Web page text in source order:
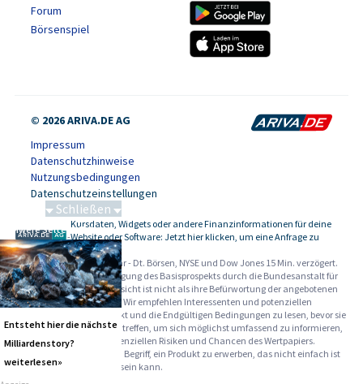
Forum
Börsenspiel
© 2026 ARIVA.DE AG
Impressum
Datenschutzhinweise
Nutzungsbedingungen
Datenschutzeinstellungen
-
Kursdaten, Widgets oder andere Finanzinformationen für deine
Website oder Software: Jetzt hier klicken, um eine Anfrage zu
stellen.
Alle Angaben ohne Gewähr - Dt. Börsen, NYSE und Dow Jones 15 Min. verzögert.
Werbehinweise:Die Billigung des Basisprospekts durch die Bundesanstalt für
Finanzdienstleistungsaufsicht ist nicht als ihre Befürwortung der angebotenen
Wertpapiere zu verstehen. Wir empfehlen Interessenten und potenziellen
Anlegern den Basisprospekt und die Endgültigen Bedingungen zu lesen, bevor sie
eine Anlageentscheidung treffen, um sich möglichst umfassend zu informieren,
insbesondere über die potenziellen Risiken und Chancen des Wertpapiers.
Warnhinweise: Sie sind im Begriff, ein Produkt zu erwerben, das nicht einfach ist
und schwer zu verstehen sein kann.
Schließen
Schwere Seltene Erden
Entsteht hier die nächste
Milliardenstory?
weiterlesen»